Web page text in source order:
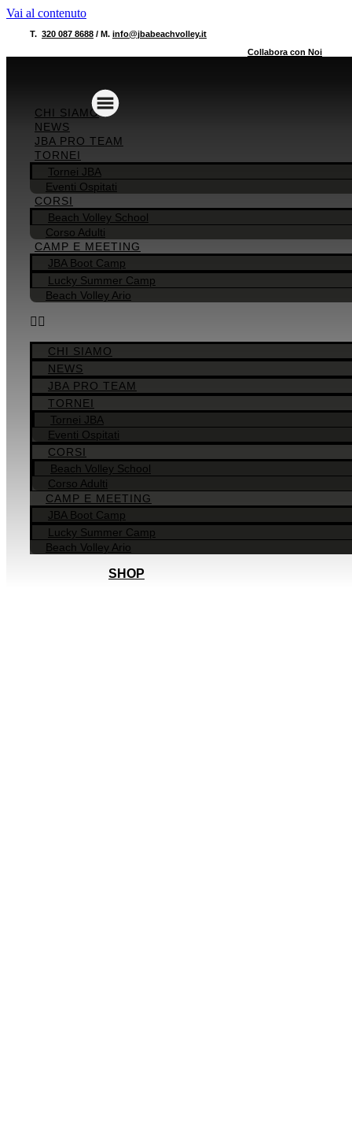
Vai al contenuto
T. 320 087 8688 / M. info@jbabeachvolley.it
Collabora con Noi
CHI SIAMO
NEWS
JBA PRO TEAM
TORNEI
Tornei JBA
Eventi Ospitati
CORSI
Beach Volley School
Corso Adulti
CAMP E MEETING
JBA Boot Camp
Lucky Summer Camp
Beach Volley Ario
CHI SIAMO
NEWS
JBA PRO TEAM
TORNEI
Tornei JBA
Eventi Ospitati
CORSI
Beach Volley School
Corso Adulti
CAMP E MEETING
JBA Boot Camp
Lucky Summer Camp
Beach Volley Ario
SHOP